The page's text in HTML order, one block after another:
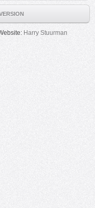
Harry Stuurman